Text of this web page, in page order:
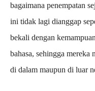
bagaimana penempatan
ini tidak lagi dianggap
bekali dengan
bahasa, sehingga
di dalam maupun di luar